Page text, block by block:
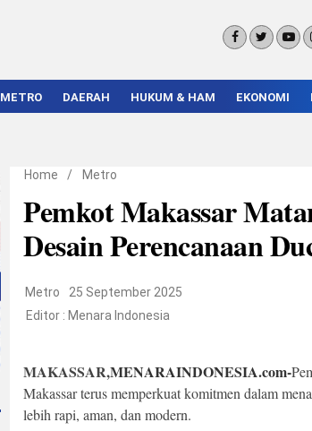
METRO DAERAH HUKUM & HAM EKONOMI
Home / Metro
Pemkot Makassar
Desain Perencanaan
Metro
25 September 2025
Editor : Menara Indonesia
MAKASSAR,MENARAINDONESIA.com-
Makassar terus memperkuat komitmen dalam
lebih rapi, aman, dan modern.